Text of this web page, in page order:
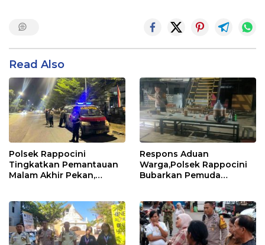
Read Also
Polsek Rappocini
Tingkatkan Pemantauan
Malam Akhir Pekan,
Respons Aduan
Warga,Polsek Rappocini
Bubarkan Pemuda